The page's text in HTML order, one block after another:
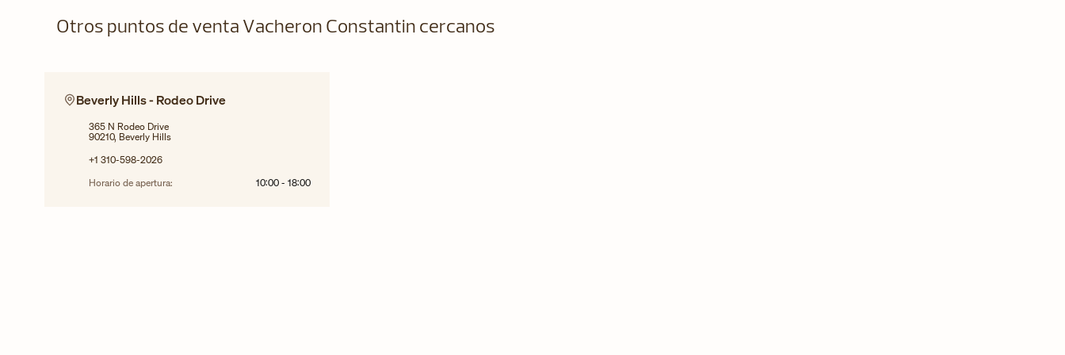
Otros puntos de venta Vacheron Constantin cercanos
Beverly Hills - Rodeo Drive
365 N Rodeo Drive
90210, Beverly Hills
+1 310-598-2026
Horario de apertura:
10:00 - 18:00